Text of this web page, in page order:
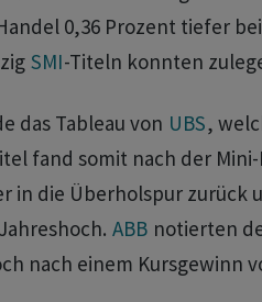
0,36 Prozent tiefer
SMI-Titeln konnten
das Tableau von UBS,
fand somit nach der
in die Überholspur zurück
ABB notierten
nach einem Kursgewinn